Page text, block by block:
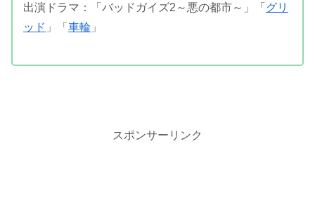
出演ドラマ：「バッドガイズ2～悪の都市～」「 グリ
ッド 」「 車輪 」
スポンサーリンク